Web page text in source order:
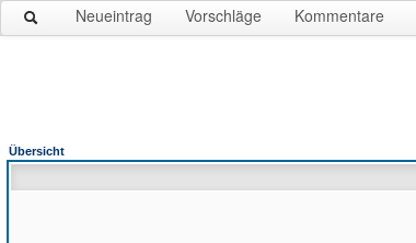
Neueintrag Vorschläge Kommentare
Übersicht